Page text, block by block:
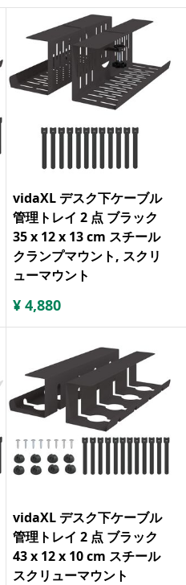
vidaXL デスク下ケーブル
管理トレイ 2 点 ブラック
35 x 12 x 13 cm スチール
クランプマウント, スクリ
ューマウント
¥ 4,880
vidaXL デスク下ケーブル
管理トレイ 2 点 ブラック
43 x 12 x 10 cm スチール
スクリューマウント